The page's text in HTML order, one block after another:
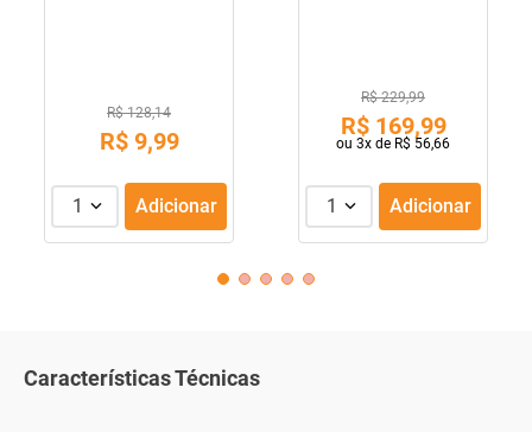
R$ 128,14
R$ 9,99
1 Adicionar
R$ 229,99
R$ 169,99
ou 3x de R$ 56,66
1 Adicionar
Características Técnicas